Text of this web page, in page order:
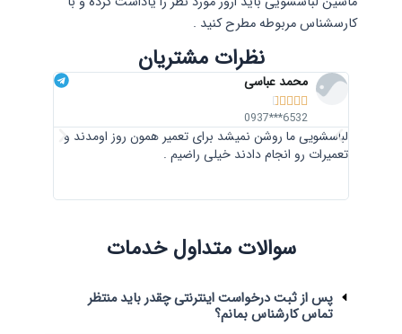
کارسشناس مربوطه مطرح کنید .
نظرات مشتریان
محمد عباسی





6532***0937
لباسشویی ما روشن نمیشد برای تعمیر همون روز اومدند و
تعمیرات رو انجام دادند خیلی راضیم .
سوالات متداول خدمات
پس از ثبت درخواست اینترنتی چقدر باید منتظر
تماس کارشناس بمانم؟